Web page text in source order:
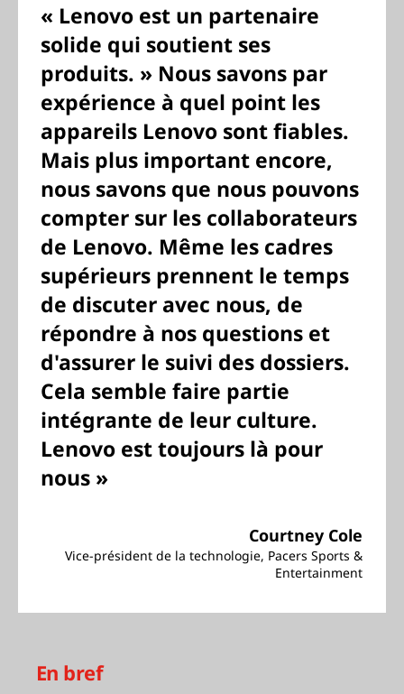
« Lenovo est un partenaire
solide qui soutient ses
produits. » Nous savons par
expérience à quel point les
appareils Lenovo sont fiables.
Mais plus important encore,
nous savons que nous pouvons
compter sur les collaborateurs
de Lenovo. Même les cadres
supérieurs prennent le temps
de discuter avec nous, de
répondre à nos questions et
d'assurer le suivi des dossiers.
Cela semble faire partie
intégrante de leur culture.
Lenovo est toujours là pour
nous »
Courtney Cole
Vice-président de la technologie, Pacers Sports &
Entertainment
En bref